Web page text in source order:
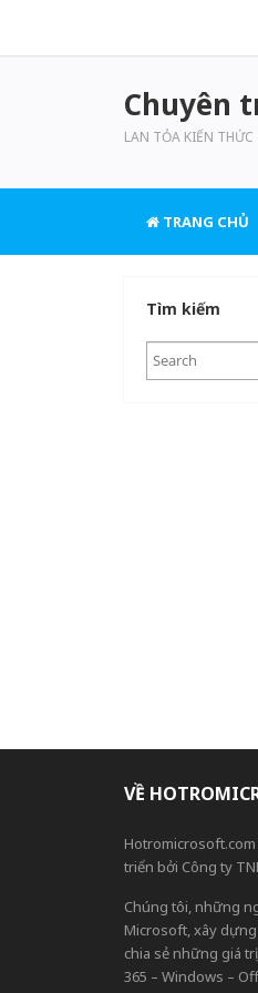
Chuyên
LAN TỎA KIẾN
TRANG CHỦ
Tìm kiếm
VỀ
triển bởi Công ty
Chúng tôi, những
Microsoft, xây
chia sẻ những giá
365 – Windows –